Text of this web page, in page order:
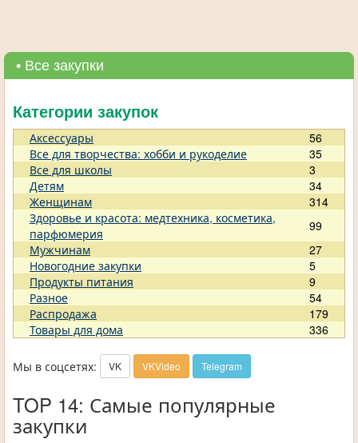
• Все закупки
Категории закупок
Аксессуары
56
Все для творчества: хобби и рукоделие
35
Все для школы
3
Детям
34
Женщинам
314
Здоровье и красота: медтехника, косметика,
парфюмерия
99
Мужчинам
27
Новогодние закупки
5
Продукты питания
9
Разное
54
Распродажа
179
Товары для дома
336
Мы в соцсетях: VK VKVideo Telegram
TOP 14: Самые популярные
закупки